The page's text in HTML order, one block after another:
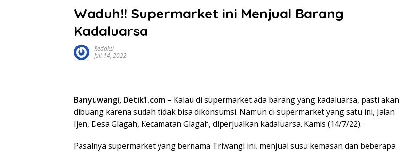
Waduh!! Supermarket ini Menjual Barang
Kadaluarsa
Redaksi
Juli 14, 2022
Banyuwangi, Detik1.com – Kalau di supermarket ada barang yang kadaluarsa, pasti akan
dibuang karena sudah tidak bisa dikonsumsi. Namun di supermarket yang satu ini, Jalan
Ijen, Desa Glagah, Kecamatan Glagah, diperjualkan kadaluarsa. Kamis (14/7/22).
Pasalnya supermarket yang bernama Triwangi ini, menjual susu kemasan dan beberapa